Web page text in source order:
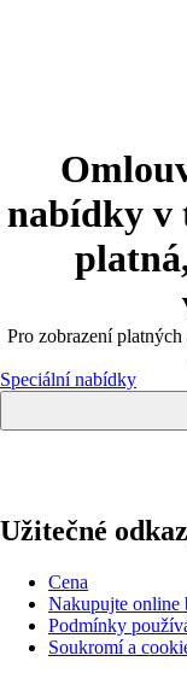
nabídky v
Pro zobrazení
Speciální nabídky
Užitečné
Cena
Nakupujte online
Podmínky
Soukromí a